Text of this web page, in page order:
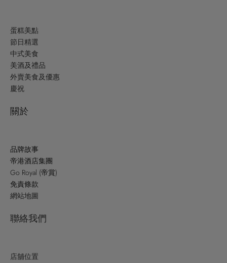
蛋糕美點
節日精選
中式美食
美酒及禮品
外賣美食及優惠
慶祝
關於
品牌故事
帝港酒店集團
Go Royal (帝賞)
免責條款
網站地圖
聯絡我們
店舖位置